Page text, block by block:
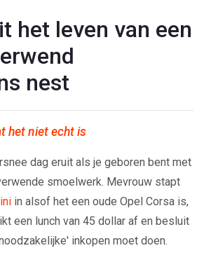
het leven van een
nest
het niet echt is
dag eruit als je geboren bent met
smoelwerk. Mevrouw stapt
in alsof het een oude Opel Corsa is,
een lunch van 45 dollar af en besluit
inkopen moet doen.